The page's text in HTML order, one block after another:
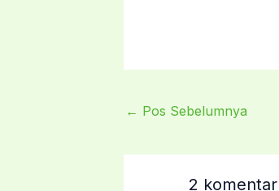
← Pos Sebelumnya
2